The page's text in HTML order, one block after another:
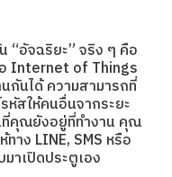
“อัจฉริยะ” จริง ๆ คือ
Internet of Things
กันได้ ความสามารถที่
หัสให้คนอื่นจากระยะ
คุณยังอยู่ที่ทำงาน คุณ
าง LINE, SMS หรือ
าเปิดประตูเอง